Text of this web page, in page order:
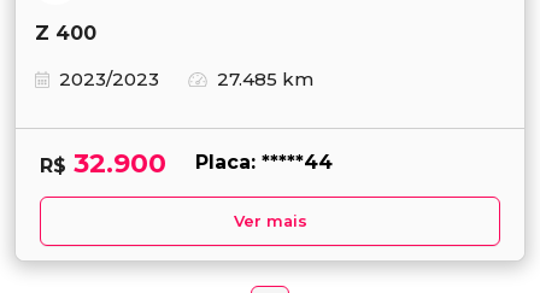
Z 400
2023/2023
27.485 km
R$ 32.900 Placa: *****44
Ver mais